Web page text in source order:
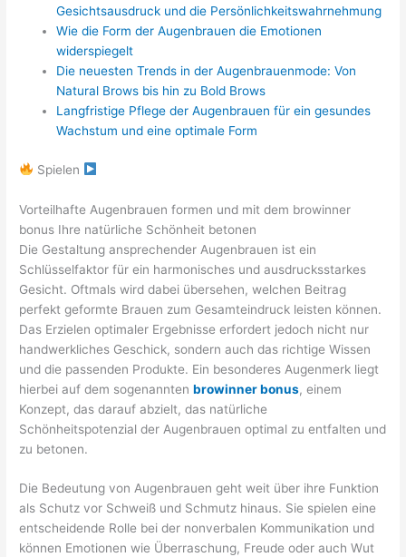
Gesichtsausdruck und die Persönlichkeitswahrnehmung
Wie die Form der Augenbrauen die Emotionen
widerspiegelt
Die neuesten Trends in der Augenbrauenmode: Von
Natural Brows bis hin zu Bold Brows
Langfristige Pflege der Augenbrauen für ein gesundes
Wachstum und eine optimale Form
Spielen
Vorteilhafte Augenbrauen formen und mit dem browinner
bonus Ihre natürliche Schönheit betonen
Die Gestaltung ansprechender Augenbrauen ist ein
Schlüsselfaktor für ein harmonisches und ausdrucksstarkes
Gesicht. Oftmals wird dabei übersehen, welchen Beitrag
perfekt geformte Brauen zum Gesamteindruck leisten können.
Das Erzielen optimaler Ergebnisse erfordert jedoch nicht nur
handwerkliches Geschick, sondern auch das richtige Wissen
und die passenden Produkte. Ein besonderes Augenmerk liegt
hierbei auf dem sogenanntenbrowinner bonus, einem
Konzept, das darauf abzielt, das natürliche
Schönheitspotenzial der Augenbrauen optimal zu entfalten und
zu betonen.
Die Bedeutung von Augenbrauen geht weit über ihre Funktion
als Schutz vor Schweiß und Schmutz hinaus. Sie spielen eine
entscheidende Rolle bei der nonverbalen Kommunikation und
können Emotionen wie Überraschung, Freude oder auch Wut